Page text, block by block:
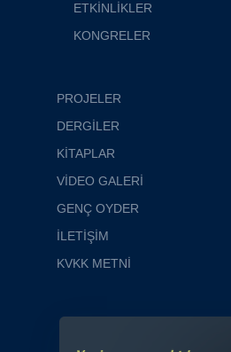
ETKİNLİKLER
KONGRELER
PROJELER
DERGİLER
KİTAPLAR
VİDEO GALERİ
GENÇ OYDER
İLETİŞİM
KVKK METNİ